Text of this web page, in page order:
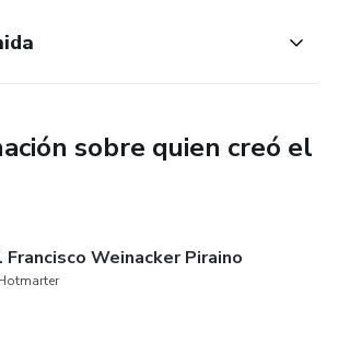
sobre quien creó el
Francisco Weinacker Piraino